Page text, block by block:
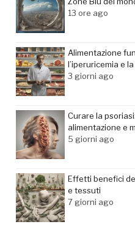
13 ore ago
Alimentazione
l’iperuricemia e
3 giorni ago
Curare la
alimentazione e
5 giorni ago
Effetti benefici
e tessuti
7 giorni ago